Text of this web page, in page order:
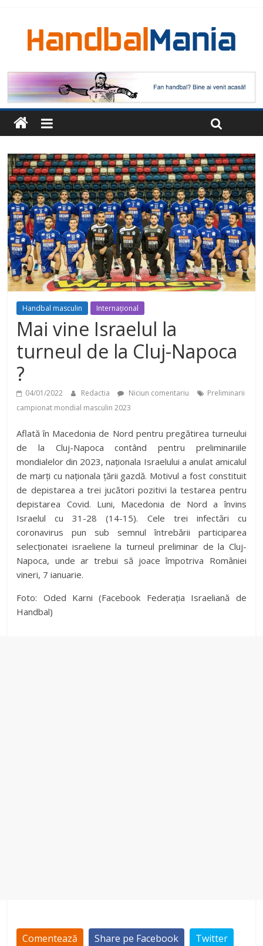
Handbal masculin Internațional
Mai vine Israelul la
turneul de la Cluj-Napoca
?
04/01/2022 Redactia Niciun comentariu
Preliminarii
campionat mondial masculin 2023
Aflată în Macedonia de Nord pentru pregătirea turneului
de la Cluj-Napoca contând pentru preliminariile
mondialelor din 2023, naționala Israelului a anulat amicalul
de marți cu naționala țării gazdă. Motivul a fost constituit
de depistarea a trei jucători pozitivi la testarea pentru
depistarea Covid. Luni, Macedonia de Nord a învins
Israelul cu 31-28 (14-15). Cele trei infectări cu
coronavirus pun sub semnul întrebării participarea
selecționatei israeliene la turneul preliminar de la Cluj-
Napoca, unde ar trebui să joace împotriva României
vineri, 7 ianuarie.
Foto: Oded Karni (Facebook Federația Israeliană de
Handbal)
Comentează Share pe Facebook
Twitter